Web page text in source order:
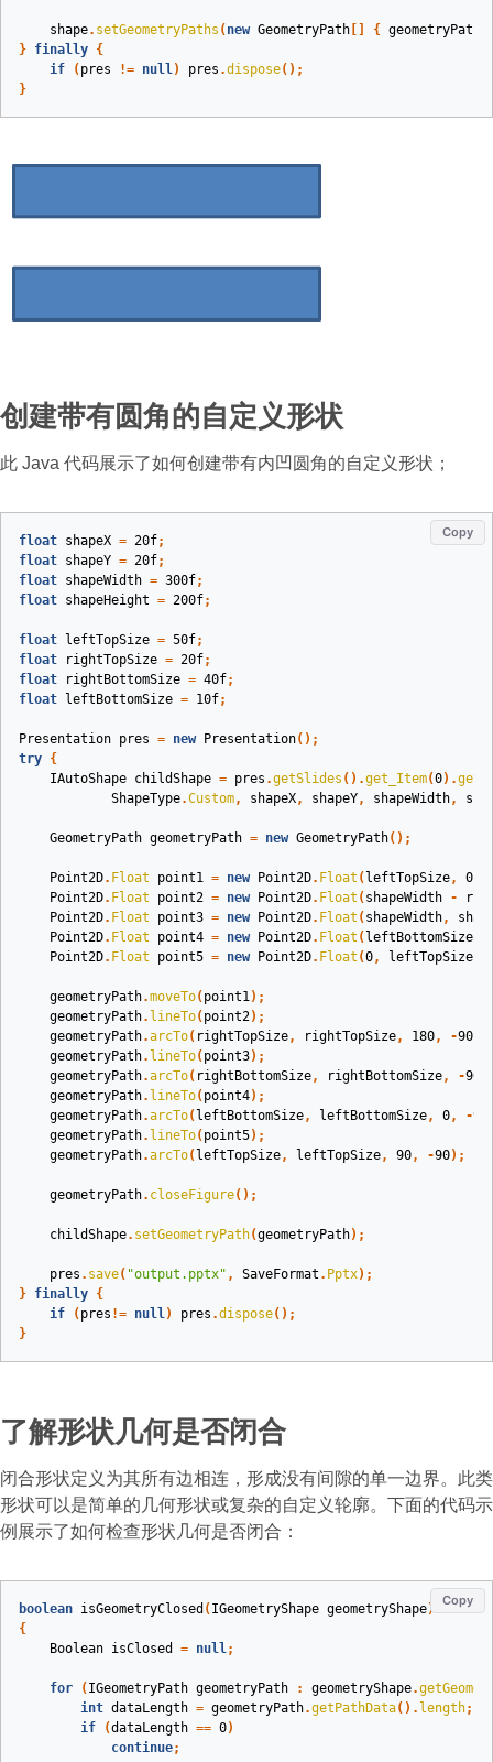
shape. setGeometryPaths ( new GeometryPath { geometryPath0
} finally {
if
( pres != null) pres .dispose();
}
创建带有圆角的自定义形状
此 Java 代码展示了如何创建带有内凹圆角的自定义形状；
Copy
float shapeX = 20f;
float shapeY = 20f;
float shapeWidth = 300f;
float shapeHeight = 200f;
float leftTopSize = 50f;
float
rightTopSize = 20f;
float
rightBottomSize = 40f;
float
leftBottomSize = 10f;
Presentation pres = new Presentation();
try {
IAutoShape childShape = pres .getSlides ().get_Item(0).
ShapeType.Custom, shapeX, shapeY, shapeWidth,
GeometryPath geometryPath = new GeometryPath();
Point2D. Float point1 = new Point2D. Float ( leftTopSize, 0
Point2D. Float point2 = new Point2D. Float ( shapeWidth -
Point2D. Float point3 = new Point2D. Float ( shapeWidth,
Point2D. Float point4 = new Point2D. Float ( leftBottomSize
Point2D. Float point5 = new Point2D. Float (0, leftTopSize
geometryPath.moveTo( point1);
geometryPath. lineTo( point2);
geometryPath.arcTo( rightTopSize, rightTopSize, 180, -90
geometryPath. lineTo( point3);
geometryPath.arcTo( rightBottomSize, rightBottomSize, -90
geometryPath. lineTo( point4);
geometryPath.arcTo( leftBottomSize, leftBottomSize, 0, -90
geometryPath. lineTo( point5);
geometryPath.arcTo( leftTopSize, leftTopSize, 90, -90);
geometryPath. closeFigure();
childShape. setGeometryPath(geometryPath);
pres . save( "output.pptx" , SaveFormat . Pptx);
} finally {
if
( pres != null) pres .dispose();
}
了解形状几何是否闭合
闭合形状定义为其所有边相连，形成没有间隙的单一边界。此类
形状可以是简单的几何形状或复杂的自定义轮廓。下面的代码示
例展示了如何检查形状几何是否闭合：
Copy
boolean isGeometryClosed ( IGeometryShape geometryShape)
{
Boolean isClosed = null;
for ( IGeometryPath geometryPath : geometryShape.
int dataLength = geometryPath.getPathData(). length;
if
(dataLength == 0)
continue;